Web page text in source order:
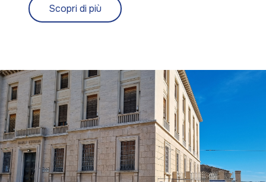
Scopri di più